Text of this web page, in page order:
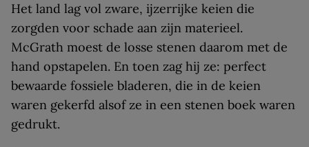
Het land lag vol zware, ijzerrijke keien die
zorgden voor schade aan zijn materieel.
McGrath moest de losse stenen daarom met de
hand opstapelen. En toen zag hij ze: perfect
bewaarde fossiele bladeren, die in de keien
waren gekerfd alsof ze in een stenen boek waren
gedrukt.